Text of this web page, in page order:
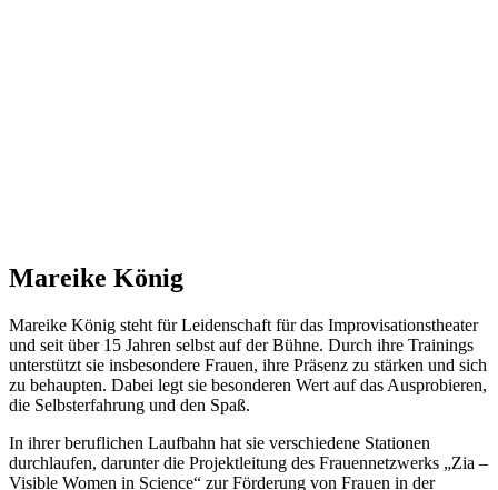
Mareike König
Mareike König steht für Leidenschaft für das Improvisationstheater
und seit über 15 Jahren selbst auf der Bühne. Durch ihre Trainings
unterstützt sie insbesondere Frauen, ihre Präsenz zu stärken und sich
zu behaupten. Dabei legt sie besonderen Wert auf das Ausprobieren,
die Selbsterfahrung und den Spaß.
In ihrer beruflichen Laufbahn hat sie verschiedene Stationen
durchlaufen, darunter die Projektleitung des Frauennetzwerks „Zia –
Visible Women in Science“ zur Förderung von Frauen in der